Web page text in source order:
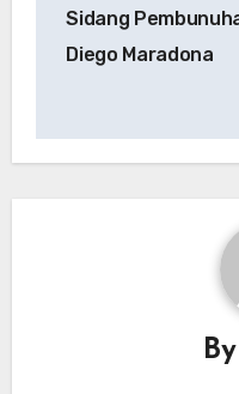
Sidang
Diego Maradona
By